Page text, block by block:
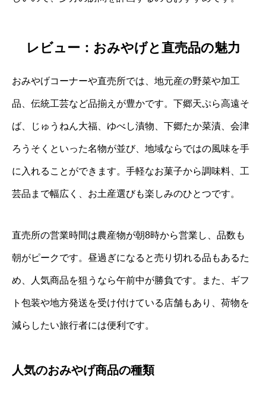
レビュー：おみやげと直売品の魅力
おみやげコーナーや直売所では、地元産の野菜や加工
品、伝統工芸など品揃えが豊かです。下郷天ぷら高遠そ
ば、じゅうねん大福、ゆべし漬物、下郷たか菜漬、会津
ろうそくといった名物が並び、地域ならではの風味を手
に入れることができます。手軽なお菓子から調味料、工
芸品まで幅広く、お土産選びも楽しみのひとつです。
直売所の営業時間は農産物が朝8時から営業し、品数も
朝がピークです。昼過ぎになると売り切れる品もあるた
め、人気商品を狙うなら午前中が勝負です。また、ギフ
ト包装や地方発送を受け付けている店舗もあり、荷物を
減らしたい旅行者には便利です。
人気のおみやげ商品の種類